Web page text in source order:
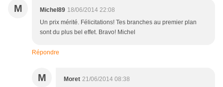
M Michel89 18/06/2014 22:08
Un prix mérité. Félicitations! Tes branches au premier plan
sont du plus bel effet. Bravo! Michel
Répondre
M Moret 21/06/2014 08:38